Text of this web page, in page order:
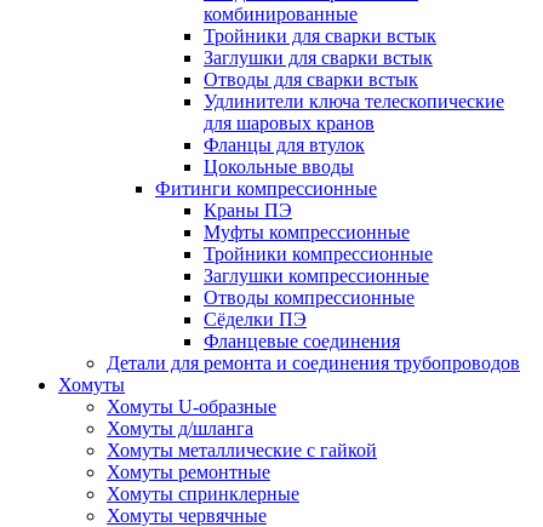
комбинированные
Тройники для сварки встык
Заглушки для сварки встык
Отводы для сварки встык
Удлинители ключа телескопические
для шаровых кранов
Фланцы для втулок
Цокольные вводы
Фитинги компрессионные
Краны ПЭ
Муфты компрессионные
Тройники компрессионные
Заглушки компрессионные
Отводы компрессионные
Сёделки ПЭ
Фланцевые соединения
Детали для ремонта и соединения трубопроводов
Хомуты
Хомуты U-образные
Хомуты д/шланга
Хомуты металлические с гайкой
Хомуты ремонтные
Хомуты спринклерные
Хомуты червячные